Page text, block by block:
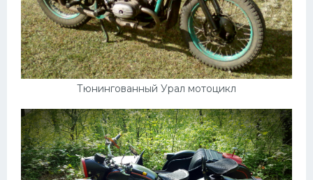
Тюнингованный Урал мотоцикл